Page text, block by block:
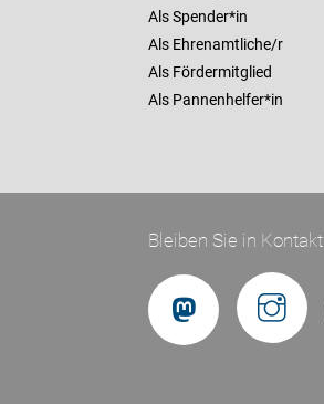
Als Spender*in
Als Ehrenamtliche/r
Als Fördermitglied
Als Pannenhelfer*in
Bleiben Sie in Kontakt